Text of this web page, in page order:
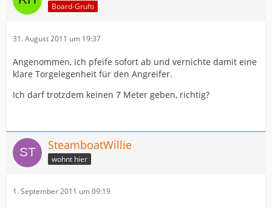
Board-Grufti
31. August 2011 um 19:37
Angenommen, ich pfeife sofort ab und vernichte damit eine
klare Torgelegenheit für den Angreifer.
Ich darf trotzdem keinen 7 Meter geben, richtig?
SteamboatWillie
wohnt hier
1. September 2011 um 09:19